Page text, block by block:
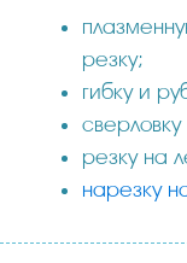
резку;
гибку и
резку на
нарезку